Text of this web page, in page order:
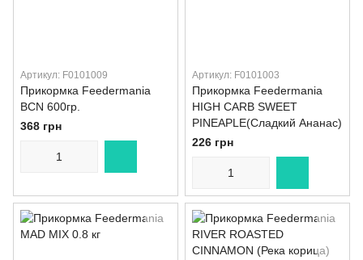
Артикул: F0101009
Прикормка Feedermania
BCN 600гр.
368 грн
Артикул: F0101003
Прикормка Feedermania
HIGH CARB SWEET
PINEAPLE(Сладкий Ананас)
226 грн